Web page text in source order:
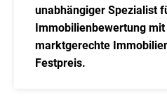
unabhängiger Spezialist
Immobilienbewertung
marktgerechte
Festpreis.